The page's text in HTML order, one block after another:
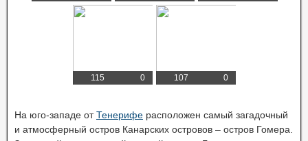
115 0 107 0
На юго-западе отТенерифе расположен самый загадочный
и атмосферный остров Канарских островов – остров Гомера.